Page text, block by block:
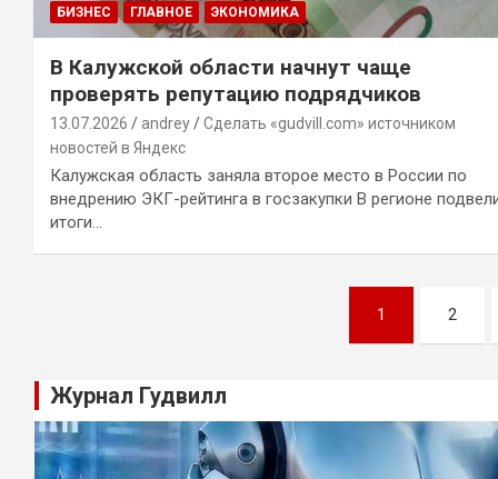
БИЗНЕС ГЛАВНОЕ ЭКОНОМИКА
В Калужской области начнут чаще
проверять репутацию подрядчиков
13.07.2026 andrey
Сделать «gudvill.com» источником
новостей в Яндекс
Калужская область заняла второе место в России по
внедрению ЭКГ-рейтинга в госзакупки В регионе
итоги…
записям
1 2
Журнал Гудвилл